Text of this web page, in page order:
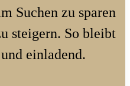
Suchen zu sparen
steigern. So bleibt
einladend.